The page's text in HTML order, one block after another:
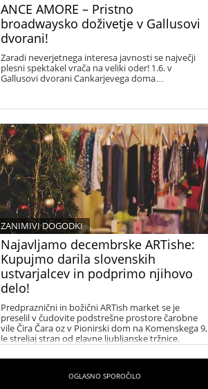
ANCE AMORE – Pristno
broadwaysko doživetje v Gallusovi
dvorani!
Zaradi neverjetnega interesa javnosti se največji
plesni spektakel vrača na veliki oder! 1.6. v
Gallusovi dvorani Cankarjevega doma…
Najavljamo decembrske ARTishe:
Kupujmo darila slovenskih
ustvarjalcev in podprimo njihovo
delo!
ZANIMIVI DOGODKI
Predpraznični in božični ARTish market se je
preselil v čudovite podstrešne prostore čarobne
vile Čira Čara oz v Pionirski dom na Komenskega 9,
le streljaj stran od glavne ljubljanske tržnice.
ARTishani tja selijo svoje trgovinice, kjer boste
lahko napasli oči, poklepetali s sodelujočimi, si
privoščili katerega od unikatnih izdelkov
sodelujčih ustvarjalcev ter tako podprli njihov